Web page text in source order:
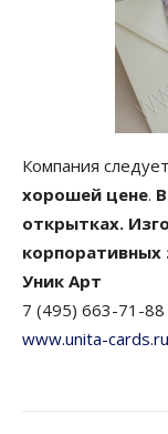
Компания
хорошей цене.
открытках.
корпоративных
Уник Арт
7 (495) 663-71-88
www.unita-cards.ru